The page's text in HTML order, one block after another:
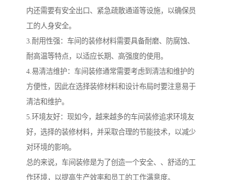
内还需要有安全出口、紧急疏散通道等设施，以确保员
工的人身安全。
3.耐用性强：车间的装修材料需要具备耐磨、防腐蚀、
耐高温等特点，以适应长期、高强度的使用。
4.易清洁维护：车间装修通常需要考虑到清洁和维护的
方便性，因此在选择装修材料和设计布局时要注意易于
清洁和维护。
5.环境友好：现如今，越来越多的车间装修追求环境友
好，选择的装修材料，并采取合理的节能技术，以减少
对环境的影响。
总的来说，车间装修是为了创造一个安全、、舒适的工
作环境，以提高生产效率和员工的工作满意度。